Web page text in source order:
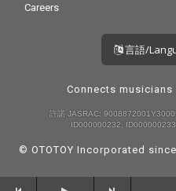
Careers
言語/
Connects
許諾 JASRAC:
ID000000232,
© OTOTOY Incorporated